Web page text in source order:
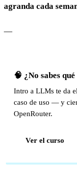
agranda cada
—
🧠 ¿No sabes
Intro a LLMs te da
caso de uso — y
OpenRouter.
Ver el curso